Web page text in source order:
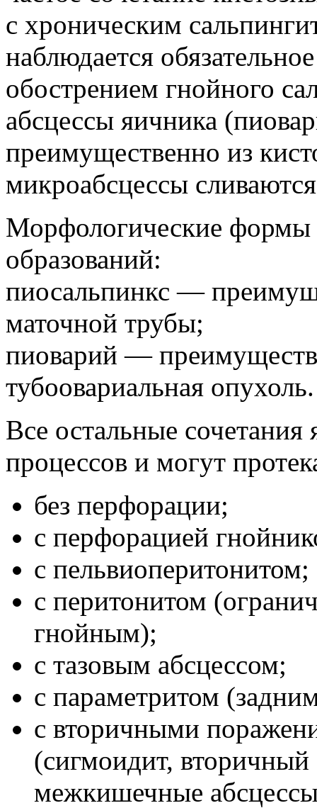
с хроническим
наблюдается
обострением гнойного
абсцессы яичника
преимущественно из
микроабсцессы
Морфологические формы
образований:
пиосальпинкс —
маточной трубы;
пиоварий —
тубоовариальная опухоль.
Все остальные
процессов и могут
без перфорации;
с перфорацией
с пельвиоперитонитом;
с перитонитом
гнойным);
с тазовым абсцессом;
с параметритом
с вторичными
(сигмоидит,
межкишечные